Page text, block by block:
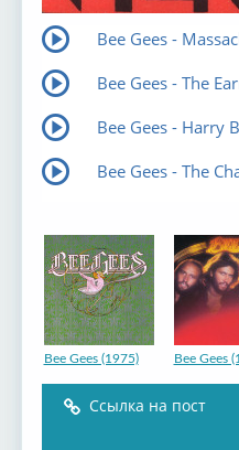
Bee Gees -
Bee Gees - The
Bee Gees - Harry
Bee Gees - The
Bee Gees (1975) Bee Gees
Ссылка на пост